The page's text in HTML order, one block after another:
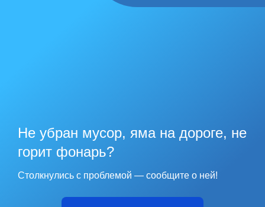
Не убран мусор, яма на дороге, не
горит фонарь?
Столкнулись с проблемой — сообщите о ней!